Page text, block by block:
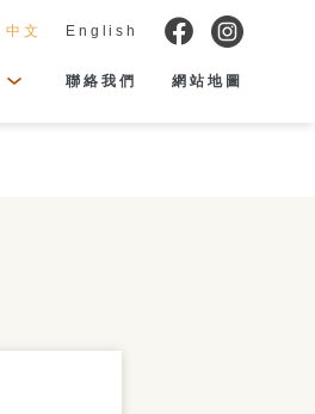
中文 English
聯絡我們 網站地圖